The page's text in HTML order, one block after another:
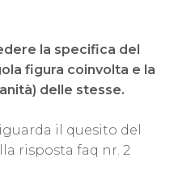
la specifica del
figura coinvolta e la
delle stesse.
il quesito del
risposta faq nr. 2